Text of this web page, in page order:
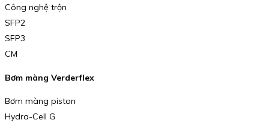
Công nghệ trộn
SFP2
SFP3
CM
Bơm màng Verderflex
Bơm màng piston
Hydra-Cell G